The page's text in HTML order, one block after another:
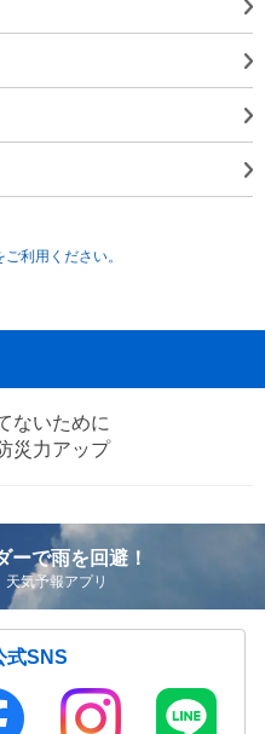
利用ください。
ないために
災力アップ
ーで雨を回避！
気予報アプリ
式SNS